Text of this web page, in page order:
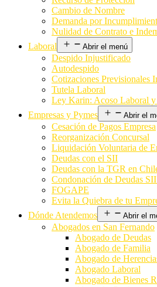
Cambio de Nombre
Demanda por
Nulidad de Contrato e
Laboral
Abrir el menú
Despido Injustificado
Autodespido
Cotizaciones Previsionales
Tutela Laboral
Ley Karin: Acoso Laboral y
Empresas y Pymes
Abrir el
Cesación de Pagos Empresa
Reorganización Concursal
Liquidación Voluntaria de
Deudas con el SII
Deudas con la TGR en
Condonación de Deudas
FOGAPE
Evita la Quiebra de tu
Dónde Atendemos
Abrir el
Abogados en San Fernando
Abogado de Deudas
Abogado de Familia
Abogado de
Abogado Laboral
Abogado de Bienes